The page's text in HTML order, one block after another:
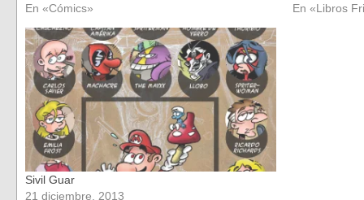
En «Cómics»
En «Libros
Sivil Guar
21 diciembre, 2013